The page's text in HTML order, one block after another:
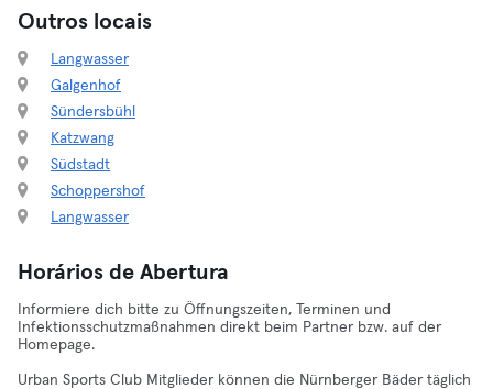
Outros locais
Langwasser
Galgenhof
Sündersbühl
Katzwang
Südstadt
Schoppershof
Langwasser
Horários de Abertura
Informiere dich bitte zu Öffnungszeiten, Terminen und
Infektionsschutzmaßnahmen direkt beim Partner bzw. auf der
Homepage.
Urban Sports Club Mitglieder können die Nürnberger Bäder täglich